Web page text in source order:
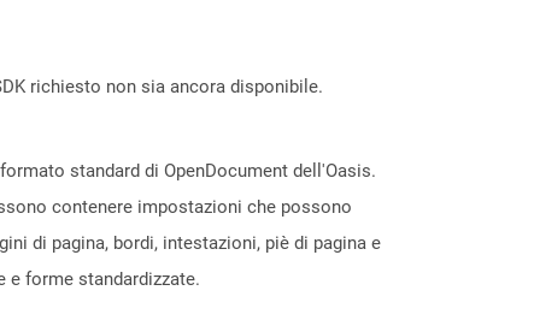
richiesto non sia ancora disponibile.
standard di OpenDocument dell'Oasis.
contenere impostazioni che possono
di pagina, bordi, intestazioni, piè di pagina e
forme standardizzate.